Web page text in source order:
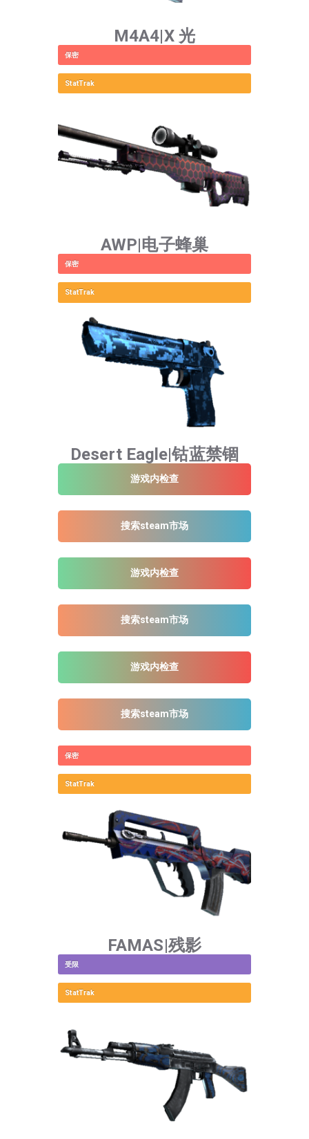
M4A4|X 光
保密
StatTrak
AWP|电子蜂巢
保密
StatTrak
Desert Eagle|钴蓝禁锢
游戏内检查
搜索steam市场
游戏内检查
搜索steam市场
游戏内检查
搜索steam市场
保密
StatTrak
FAMAS|残影
受限
StatTrak